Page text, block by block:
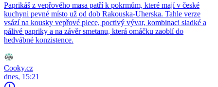
Paprikáš z vepřového masa patří k pokrmům, které mají v české
kuchyni pevné místo už od dob Rakouska-Uherska. Tahle verze
vsází na kousky vepřové plece, poctivý vývar, kombinaci sladké a
pálivé papriky a na závěr smetanu, která omáčku zaoblí do
hedvábné konzistence.
Cooky.cz
dnes, 15:21